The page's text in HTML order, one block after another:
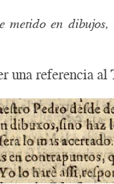
metido en
una referencia al